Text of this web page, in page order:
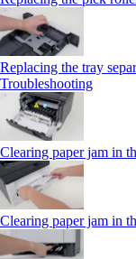
Replacing the tray
Troubleshooting
Clearing paper jam in
Clearing paper jam in